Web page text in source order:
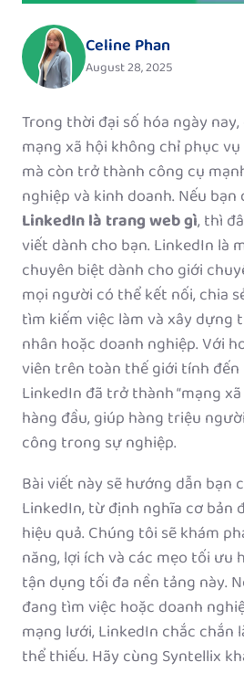
Celine Phan
August 28, 2025
Trong thời đại số hóa ngày
mạng xã hội không chỉ phục
mà còn trở thành công cụ
nghiệp và kinh doanh. Nếu
LinkedIn là trang web gì, thì
viết dành cho bạn. LinkedIn là
chuyên biệt dành cho giới
mọi người có thể kết nối, chia
tìm kiếm việc làm và xây dựng
nhân hoặc doanh nghiệp. Với
viên trên toàn thế giới tính đến
LinkedIn đã trở thành “mạng
hàng đầu, giúp hàng triệu
công trong sự nghiệp.
Bài viết này sẽ hướng dẫn bạn
LinkedIn, từ định nghĩa cơ bản
hiệu quả. Chúng tôi sẽ khám
năng, lợi ích và các mẹo tối ưu
tận dụng tối đa nền tảng này.
đang tìm việc hoặc doanh
mạng lưới, LinkedIn chắc chắn
thể thiếu. Hãy cùng Syntellix